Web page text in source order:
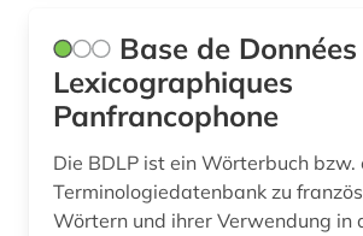
sozialwissenschaft (1)
sozialwissenschaften (1)
sprachatlas (1)
sprache (1)
Base de Données
Lexicographiques
Panfrancophone
Die BDLP ist ein Wörterbuch bzw.
Terminologiedatenbank zu
Wörtern und ihrer Verwendung in